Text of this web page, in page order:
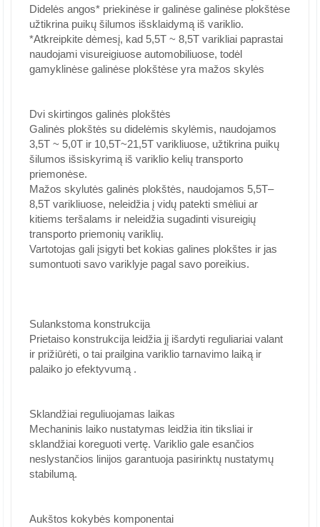
Didelės angos* priekinėse ir galinėse galinėse plokštėse
užtikrina puikų šilumos išsklaidymą iš variklio.
*Atkreipkite dėmesį, kad 5,5T ~ 8,5T varikliai paprastai
naudojami visureigiuose automobiliuose, todėl
gamyklinėse galinėse plokštėse yra mažos skylės
Dvi skirtingos galinės plokštės
Galinės plokštės su didelėmis skylėmis, naudojamos
3,5T ~ 5,0T ir 10,5T~21,5T varikliuose, užtikrina puikų
šilumos išsiskyrimą iš variklio kelių transporto
priemonėse.
Mažos skylutės galinės plokštės, naudojamos 5,5T–
8,5T varikliuose, neleidžia į vidų patekti smėliui ar
kitiems teršalams ir neleidžia sugadinti visureigių
transporto priemonių variklių.
Vartotojas gali įsigyti bet kokias galines plokštes ir jas
sumontuoti savo variklyje pagal savo poreikius.
Sulankstoma konstrukcija
Prietaiso konstrukcija leidžia jį išardyti reguliariai valant
ir prižiūrėti, o tai prailgina variklio tarnavimo laiką ir
palaiko jo efektyvumą .
Sklandžiai reguliuojamas laikas
Mechaninis laiko nustatymas leidžia itin tiksliai ir
sklandžiai koreguoti vertę. Variklio gale esančios
neslystančios linijos garantuoja pasirinktų nustatymų
stabilumą.
Aukštos kokybės komponentai